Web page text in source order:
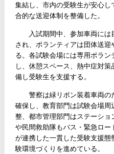
集結し、市内の受験生が安心
合的な送迎体制を整備した。
入試期間中、参加車両に
され、ボランティアは団体送
る。各試験会場には専用ボラ
し、休憩スペース、熱中症対
備し受験生を支援する。
警察は緑リボン装着車両
確保し、教育部門は試験会場
整、都市管理部門はステーシ
や民間救助隊もバス・緊急ロ
が連携した一貫した受験支援
験環境づくりを進めている。